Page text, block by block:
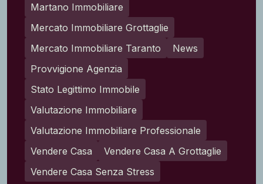
Martano Immobiliare
Mercato Immobiliare Grottaglie
Mercato Immobiliare Taranto
News
Provvigione Agenzia
Stato Legittimo Immobile
Valutazione Immobiliare
Valutazione Immobiliare Professionale
Vendere Casa
Vendere Casa A Grottaglie
Vendere Casa Senza Stress